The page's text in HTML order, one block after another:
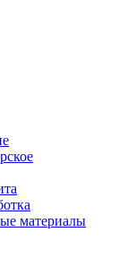
материалы